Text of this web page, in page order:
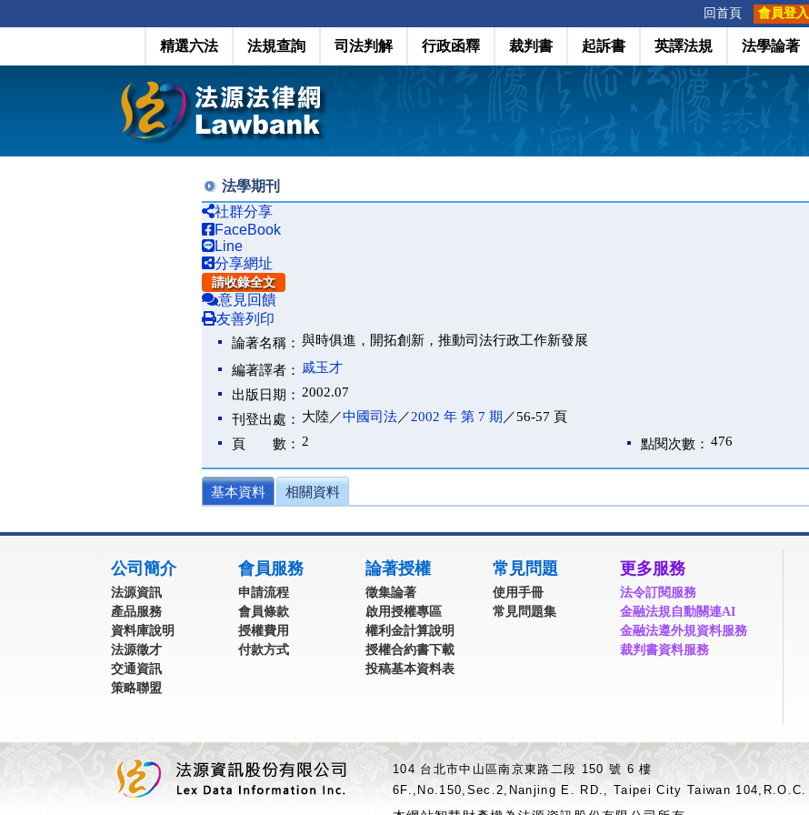
回首頁 會員登入
精選六法 法規查詢 司法判解 行政函釋 裁判書 起訴書 英譯法規 法學論著
法學期刊
社群分享
FaceBook
Line
分享網址
請收錄全文
意見回饋
友善列印
論著名稱： 與時俱進，開拓創新，推動司法行政工作新發展
編著譯者：
戚玉才
出版日期： 2002.07
刊登出處： 大陸／中國司法／2002 年 第 7 期 ／56-57 頁
頁 數： 2 點閱次數： 476
基本資料 相關資料
公司簡介
法源資訊
產品服務
資料庫說明
法源徵才
交通資訊
策略聯盟
會員服務
申請流程
會員條款
授權費用
付款方式
論著授權
徵集論著
啟用授權專區
權利金計算說明
授權合約書下載
投稿基本資料表
常見問題
使用手冊
常見問題集
更多服務
法令訂閱服務
金融法規自動關連AI
金融法遵外規資料服務
裁判書資料服務
104 台北市中山區南京東路二段 150 號 6 樓
6F.,No.150,Sec.2,Nanjing E. RD., Taipei City Taiwan 104,R.O.C.